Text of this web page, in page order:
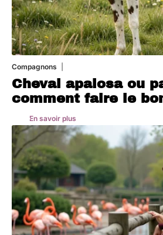
Compagnons
Cheval apalosa ou
comment faire le
En savoir plus